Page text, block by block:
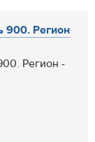
900. Регион
Регион -